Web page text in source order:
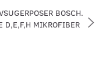
BOSCH.
D,E,F,H MIKROFIBER